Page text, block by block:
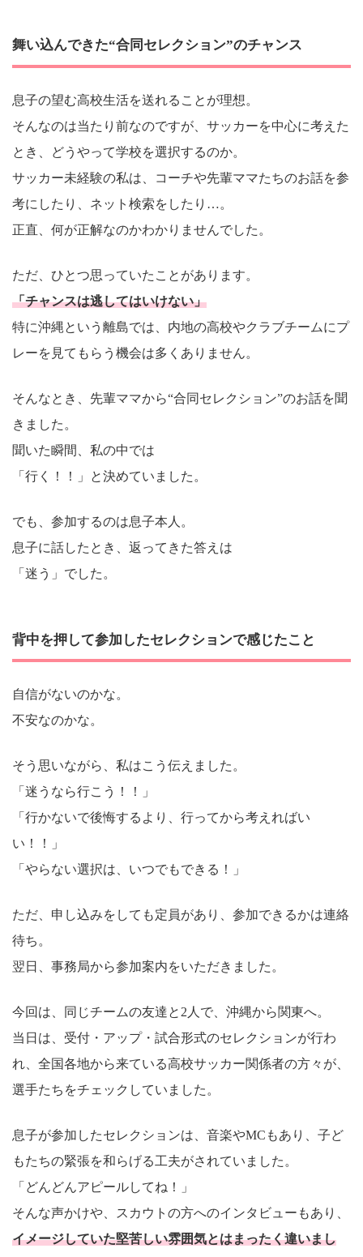
舞い込んできた“合同セレクション”のチャンス
息子の望む高校生活を送れることが理想。
そんなのは当たり前なのですが、サッカーを中心に考えた
とき、どうやって学校を選択するのか。
サッカー未経験の私は、コーチや先輩ママたちのお話を参
考にしたり、ネット検索をしたり…。
正直、何が正解なのかわかりませんでした。
ただ、ひとつ思っていたことがあります。
「チャンスは逃してはいけない」
特に沖縄という離島では、内地の高校やクラブチームにプ
レーを見てもらう機会は多くありません。
そんなとき、先輩ママから“合同セレクション”のお話を聞
きました。
聞いた瞬間、私の中では
「行く！！」と決めていました。
でも、参加するのは息子本人。
息子に話したとき、返ってきた答えは
「迷う」でした。
背中を押して参加したセレクションで感じたこと
自信がないのかな。
不安なのかな。
そう思いながら、私はこう伝えました。
「迷うなら行こう！！」
「行かないで後悔するより、行ってから考えればい
い！！」
「やらない選択は、いつでもできる！」
ただ、申し込みをしても定員があり、参加できるかは連絡
待ち。
翌日、事務局から参加案内をいただきました。
今回は、同じチームの友達と2人で、沖縄から関東へ。
当日は、受付・アップ・試合形式のセレクションが行わ
れ、全国各地から来ている高校サッカー関係者の方々が、
選手たちをチェックしていました。
息子が参加したセレクションは、音楽やMCもあり、子ど
もたちの緊張を和らげる工夫がされていました。
「どんどんアピールしてね！」
そんな声かけや、スカウトの方へのインタビューもあり、
イメージしていた堅苦しい雰囲気とはまったく違いまし